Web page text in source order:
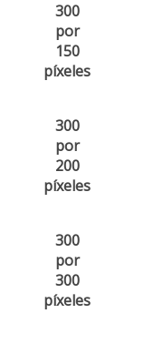
300
por
150
píxeles
300
por
200
píxeles
300
por
300
píxeles